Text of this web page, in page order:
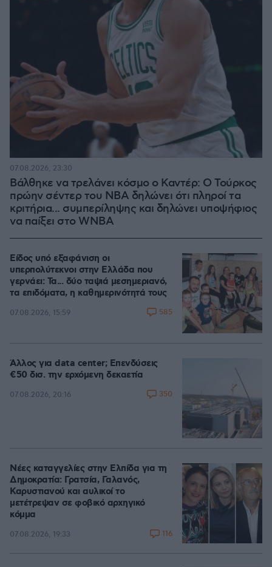
Βάλθηκε να τρελάνει κόσμο ο Καντέρ: Ο Τούρκος
πρώην σέντερ του NBA δηλώνει ότι πληροί τα
κριτήρια... συμπερίληψης και δηλώνει υποψήφιος
να παίξει στο WNBA
07.08.2026, 23:30
Είδος υπό εξαφάνιση οι
υπερπολύτεκνοι στην Ελλάδα που
γερνάει: Τα... δύο ταψιά μεσημεριανό,
τα επιδόματα, η καθημερινότητά τους
07.08.2026, 15:59 585
Άλλος για data center; Επενδύσεις
€50 δισ. την ερχόμενη δεκαετία
07.08.2026, 20:16 350
Νέες καταγγελίες στην Ελπίδα για τη
Δημοκρατία: Γρατσία, Γαλανός,
Καρυστιανού και αυλικοί το
μετέτρεψαν σε φοβικό αρχηγικό
κόμμα
07.08.2026, 19:33 116